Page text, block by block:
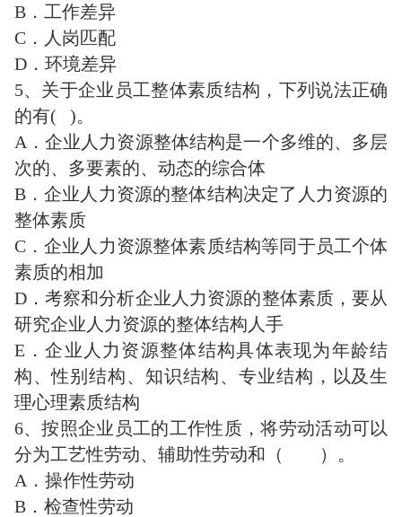
B．工作差异
C．人岗匹配
D．环境差异
5、关于企业员工整体素质结构，下列说法正确
的有( )。
A．企业人力资源整体结构是一个多维的、多层
次的、多要素的、动态的综合体
B．企业人力资源的整体结构决定了人力资源的
整体素质
C．企业人力资源整体素质结构等同于员工个体
素质的相加
D．考察和分析企业人力资源的整体素质，要从
研究企业人力资源的整体结构人手
E．企业人力资源整体结构具体表现为年龄结
构、性别结构、知识结构、专业结构，以及生
理心理素质结构
6、按照企业员工的工作性质，将劳动活动可以
分为工艺性劳动、辅助性劳动和（ ）。
A．操作性劳动
B．检查性劳动